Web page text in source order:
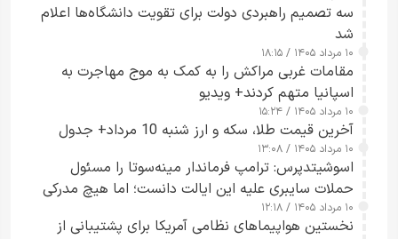
سه تصمیم راهبردی دولت برای تقویت دانشگاه‌ها اعلام
شد
۱۰ مرداد ۱۴۰۵ / ۱۸:۱۵
مقامات غربی مراکش را به کمک به موج مهاجرت به
اسپانیا متهم کردند+ ویدیو
۱۰ مرداد ۱۴۰۵ / ۱۵:۲۴
آخرین قیمت طلا، سکه و ارز شنبه 10 مرداد+ جدول
۱۰ مرداد ۱۴۰۵ / ۱۳:۰۸
اسوشیتدپرس: ترامپ فرماندار مینه‌سوتا را مسئول
حملات سایبری علیه این ایالت دانست؛ اما هیچ مدرکی
ارائه نکرد
۱۰ مرداد ۱۴۰۵ / ۱۲:۱۸
نخستین هواپیماهای نظامی آمریکا برای پشتیبانی از